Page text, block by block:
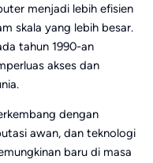
menjadi lebih efisien
skala yang lebih besar.
tahun 1990-an
akses dan
dengan
awan, dan teknologi
baru di masa